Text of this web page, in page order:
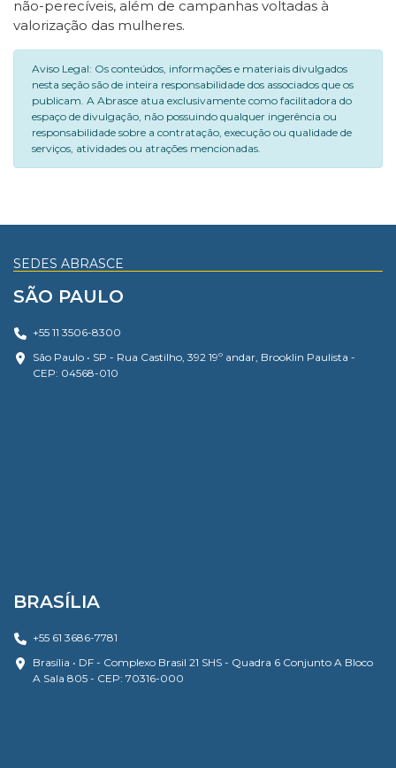
não-perecíveis, além de campanhas voltadas à
valorização das mulheres.
Aviso Legal: Os conteúdos, informações e materiais divulgados
nesta seção são de inteira responsabilidade dos associados que os
publicam. A Abrasce atua exclusivamente como facilitadora do
espaço de divulgação, não possuindo qualquer ingerência ou
responsabilidade sobre a contratação, execução ou qualidade de
serviços, atividades ou atrações mencionadas.
SEDES ABRASCE
SÃO PAULO
+55 11 3506-8300
São Paulo • SP - Rua Castilho, 392 19º andar, Brooklin Paulista -
CEP: 04568-010
BRASÍLIA
+55 61 3686-7781
Brasília • DF - Complexo Brasil 21 SHS - Quadra 6 Conjunto A Bloco
A Sala 805 - CEP: 70316-000